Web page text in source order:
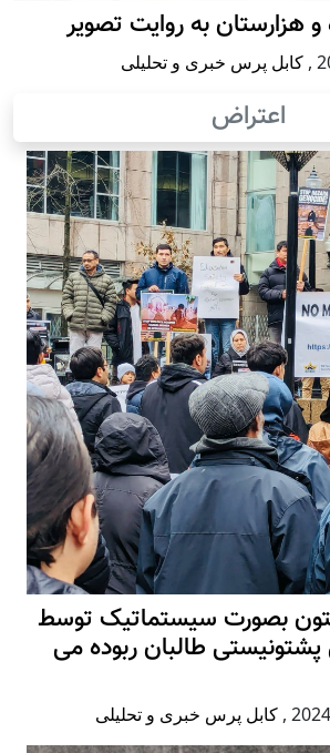
هزارستان به روایت تصویر
, کابل پرس خبری و تحلیلی
اعتراض
بصورت سیستماتیک توسط
طالبان ربوده می
, کابل پرس خبری و تحلیلی